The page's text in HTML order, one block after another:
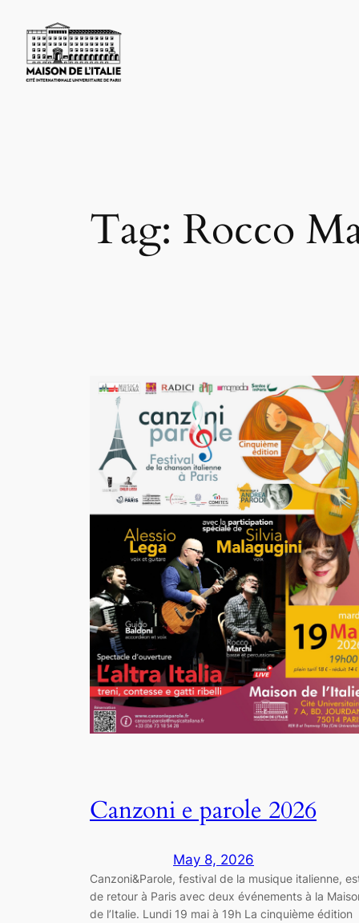
content
Tag: Rocco
Canzoni e parole 2026
May 8, 2026
Canzoni&Parole, festival de la musique italienne,
de retour à Paris avec deux événements à la
de l’Italie. Lundi 19 mai à 19h La cinquième édition